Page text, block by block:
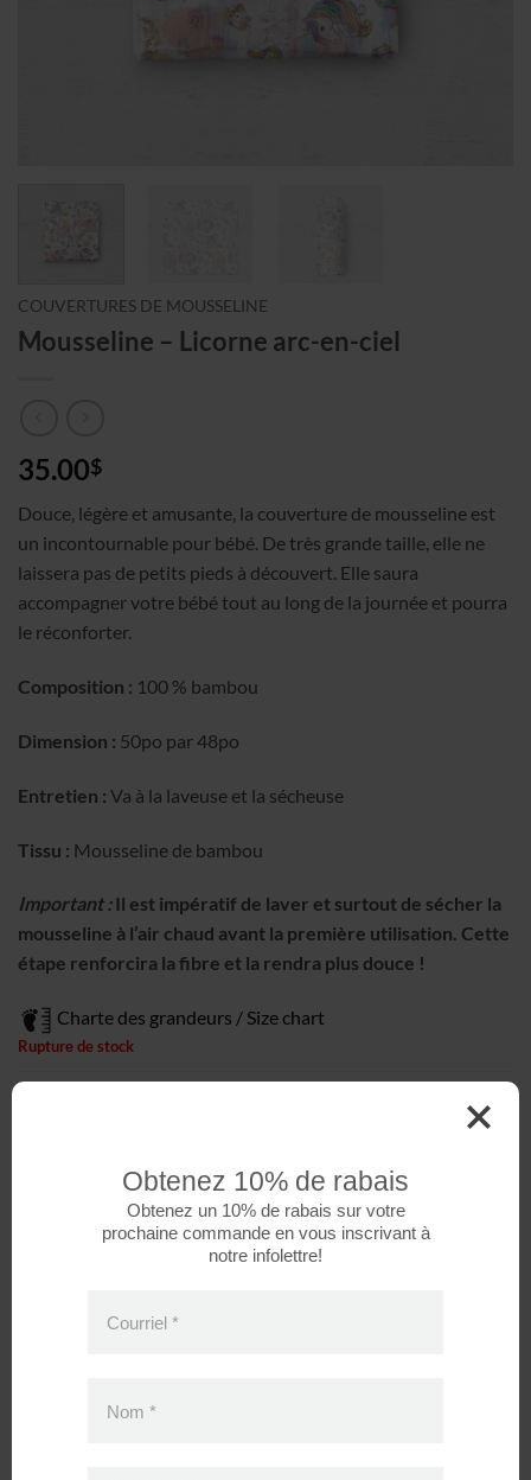
COUVERTURES DE MOUSSELINE
Mousseline – Licorne arc-en-ciel
35.00$
Douce, légère et amusante, la couverture de mousseline est
un incontournable pour bébé. De très grande taille, elle ne
laissera pas de petits pieds à découvert. Elle saura
accompagner votre bébé tout au long de la journée et pourra
le réconforter.
Composition : 100 % bambou
Dimension : 50po par 48po
Entretien : Va à la laveuse et la sécheuse
Tissu : Mousseline de bambou
Important :Il est impératif de laver et surtout de sécher la
mousseline à l’air chaud avant la première utilisation. Cette
étape renforcira la fibre et la rendra plus douce !
Charte des grandeurs / Size chart
Rupture de stock
UGS :
Obtenez 10% de rabais
Obtenez un 10% de rabais sur votre
prochaine commande en vous inscrivant à
notre infolettre!
Courriel *
Nom *